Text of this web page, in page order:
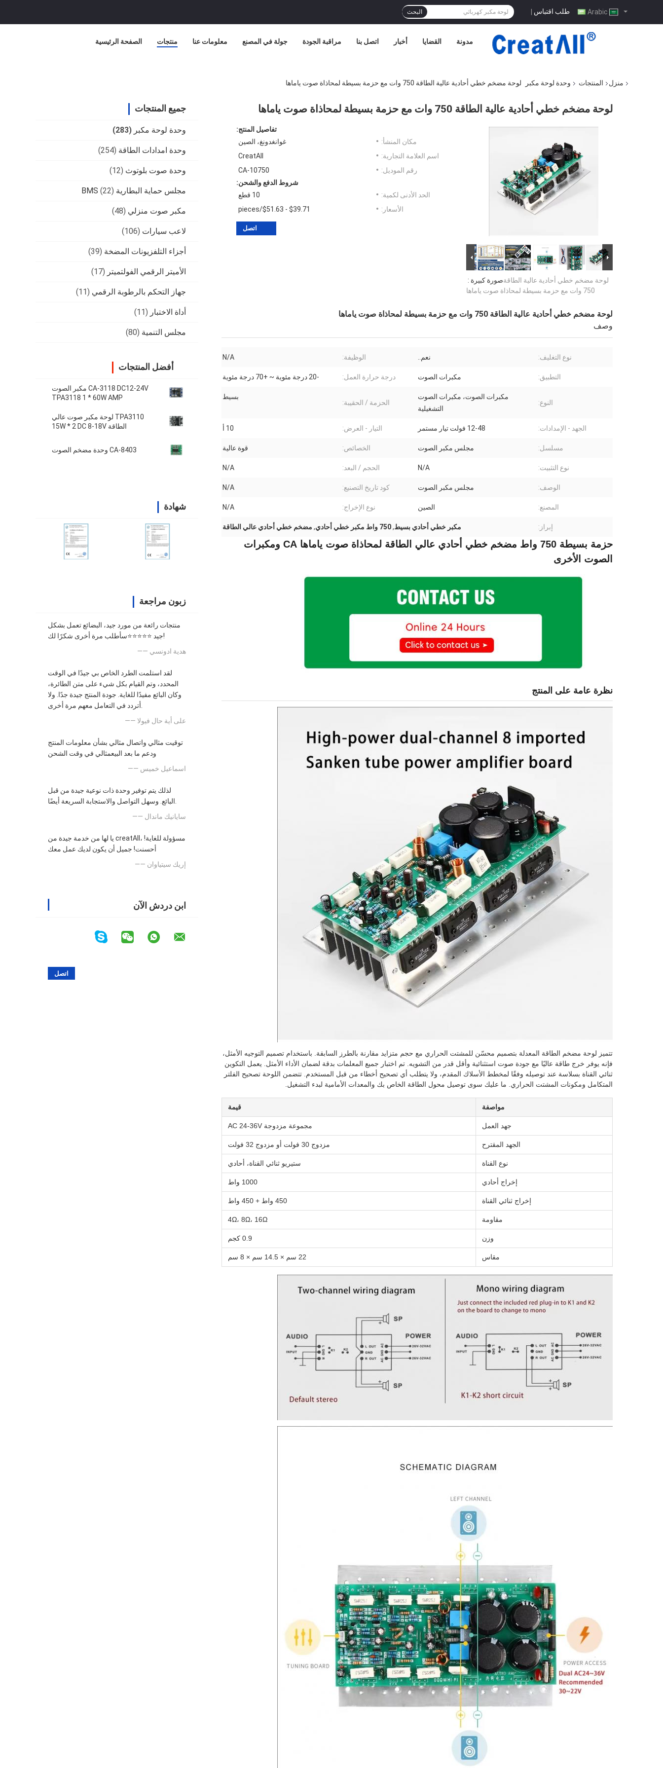
طلب اقتباس | البحث
الصفحة الرئيسية منتجات معلومات عنا جولة في المصنع مراقبة الجودة اتصل بنا أخبار القضايا مدونة
منزل المنتجات وحدة لوحة مكبر لوحة مضخم خطي أحادية عالية الطاقة 750 وات مع حزمة بسيطة لمحاذاة صوت ياماها
جميع المنتجات
وحدة لوحة مكبر (283)
وحدة امدادات الطاقة (254)
وحدة صوت بلوتوث (12)
مجلس حماية البطارية BMS (22)
مكبر صوت منزلي (48)
لاعب سيارات (106)
أجزاء التلفزيونات المضخة (39)
الأميتر الرقمي الفولتميتر (17)
جهاز التحكم بالرطوبة الرقمي (11)
أداة الاختبار (11)
مجلس التنمية (80)
أفضل المنتجات
CA-3118 DC12-24V مكبر الصوت
TPA3118 1 * 60W AMP
TPA3110 لوحة مكبر صوت عالي
الطاقة 15W * 2 DC 8-18V
CA-8403 وحدة مضخم الصوت
شهادة
زبون مراجعة
منتجات رائعة من مورد جيد، البضائع تعمل بشكل
جيد ⭐⭐⭐⭐⭐سأطلب مرة أخرى شكرًا لك!
—— هدية ادونسي
لقد استلمت الطرد الخاص بي جيدًا في الوقت
المحدد، وتم القيام بكل شيء على متن الطائرة،
وكان البائع مفيدًا للغاية. جودة المنتج جيدة جدًا. ولا
أتردد في التعامل معهم مرة أخرى.
—— على أية حال فيولا
توقيت مثالي واتصال مثالي بشأن معلومات المنتج
ودعم ما بعد البيعمثالي في وقت الشحن
—— اسماعيل خميس
لذلك يتم توفير وحدة ذات نوعية جيدة من قبل
البائع. وسهل التواصل والاستجابة السريعة أيضًا.
—— سايانيك ماندال
يا لها من خدمة جيدة من creatAll، مسؤولة للغاية!
أحسنت! جميل أن يكون لديك عمل معك
—— إريك سيتياوان
ابن دردش الآن
لوحة مضخم خطي أحادية عالية الطاقة 750 وات مع حزمة بسيطة لمحاذاة صوت ياماها
صورة كبيرة :لوحة مضخم خطي أحادية عالية الطاقة
750 وات مع حزمة بسيطة لمحاذاة صوت ياماها
تفاصيل المنتج:
مكان المنشأ:
غوانغدونغ، الصين
اسم العلامة التجارية:
CreatAll
رقم الموديل:
CA-10750
شروط الدفع والشحن:
الحد الأدنى لكمية:
10 قطع
الأسعار:
$39.71 - $51.63/pieces
اتصل
لوحة مضخم خطي أحادية عالية الطاقة 750 وات مع حزمة بسيطة لمحاذاة صوت ياماها
وصف
نوع التغليف: نعم.. الوظيفة: N/A
التطبيق: مكبرات الصوت درجة حرارة العمل: -20 درجة مئوية ~ +70 درجة مئوية
النوع:
مكبرات الصوت، مكبرات الصوت
التشغيلية
الحزمة / الحقيبة:
بسيط
الجهد - الإمدادات: 12-48 فولت تيار مستمر التيار - العرض: 10 أ
مسلسل: مجلس مكبر الصوت الخصائص: قوة عالية
نوع التثبيت: N/A الحجم / البعد: N/A
الوصف: مجلس مكبر الصوت كود تاريخ التصنيع: N/A
المصنع: الصين نوع الإخراج: N/A
إبراز: مكبر خطي أحادي بسيط,750 واط مكبر خطي أحادي , مضخم خطي أحادي عالي الطاقة
حزمة بسيطة 750 واط مضخم خطي أحادي عالي الطاقة لمحاذاة صوت ياماها CA ومكبرات
الصوت الأخرى
نظرة عامة على المنتج
تتميز لوحة مضخم الطاقة المعدلة بتصميم محسّن للمشتت الحراري مع حجم متزايد مقارنة بالطرز السابقة. باستخدام تصميم التوجيه الأمثل،
فإنه يوفر خرج طاقة عاليًا مع جودة صوت استثنائية وأقل قدر من التشويه. تم اختبار جميع المعلمات بدقة لضمان الأداء الأمثل. يعمل التكوين
ثنائي القناة بسلاسة عند توصيله وفقًا لمخطط الأسلاك المقدم، ولا يتطلب أي تصحيح أخطاء من قبل المستخدم. تتضمن اللوحة تصحيح الفلتر
المتكامل ومكونات المشتت الحراري. ما عليك سوى توصيل محول الطاقة الخاص بك والمعدات الأمامية لبدء التشغيل.
مواصفة قيمة
جهد العمل مجموعة مزدوجة AC 24-36V
الجهد المقترح مزدوج 30 فولت أو مزدوج 32 فولت
نوع القناة ستيريو ثنائي القناة، أحادي
إخراج أحادي 1000 واط
إخراج ثنائي القناة 450 واط + 450 واط
مقاومة 4Ω، 8Ω، 16Ω
وزن 0.9 كجم
مقاس 22 سم × 14.5 سم × 8 سم